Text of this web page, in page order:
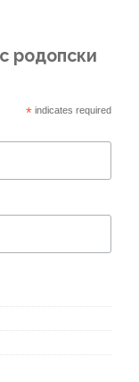
родопски
*indicates required